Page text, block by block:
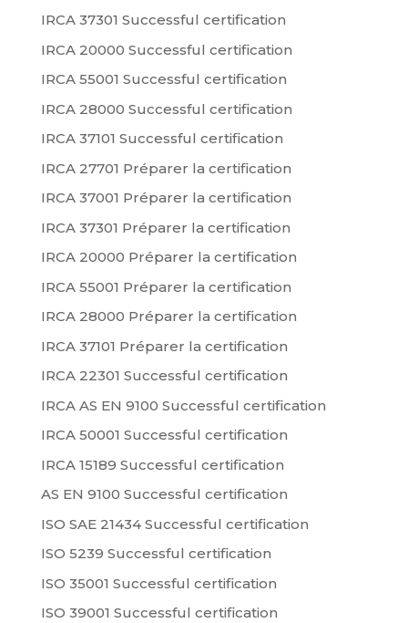
IRCA 37301 Successful certification
IRCA 20000 Successful certification
IRCA 55001 Successful certification
IRCA 28000 Successful certification
IRCA 37101 Successful certification
IRCA 27701 Préparer la certification
IRCA 37001 Préparer la certification
IRCA 37301 Préparer la certification
IRCA 20000 Préparer la certification
IRCA 55001 Préparer la certification
IRCA 28000 Préparer la certification
IRCA 37101 Préparer la certification
IRCA 22301 Successful certification
IRCA AS EN 9100 Successful certification
IRCA 50001 Successful certification
IRCA 15189 Successful certification
AS EN 9100 Successful certification
ISO SAE 21434 Successful certification
ISO 5239 Successful certification
ISO 35001 Successful certification
ISO 39001 Successful certification